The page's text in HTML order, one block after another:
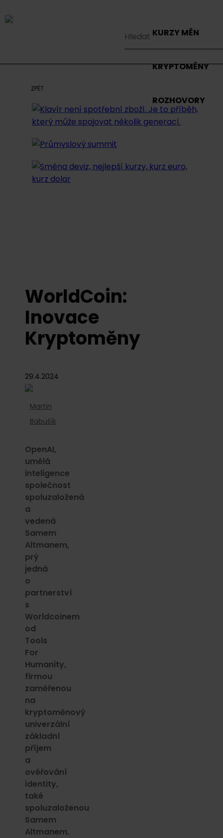
KURZY MĚN
KRYPTOMĚNY
ROZHOVORY
ZPĚT
WorldCoin:
Inovace
Kryptoměny
29.4.2024
Martin
Babušík
OpenAI,
umělá
inteligence
společnost
spoluzaložená
a
vedená
Samem
Altmanem,
prý
jedná
o
partnerství
s
Worldcoinem
od
Tools
For
Humanity,
firmou
zaměřenou
na
kryptoměnový
univerzální
základní
příjem
a
ověřování
identity,
také
spoluzaloženou
Samem
Altmanem.